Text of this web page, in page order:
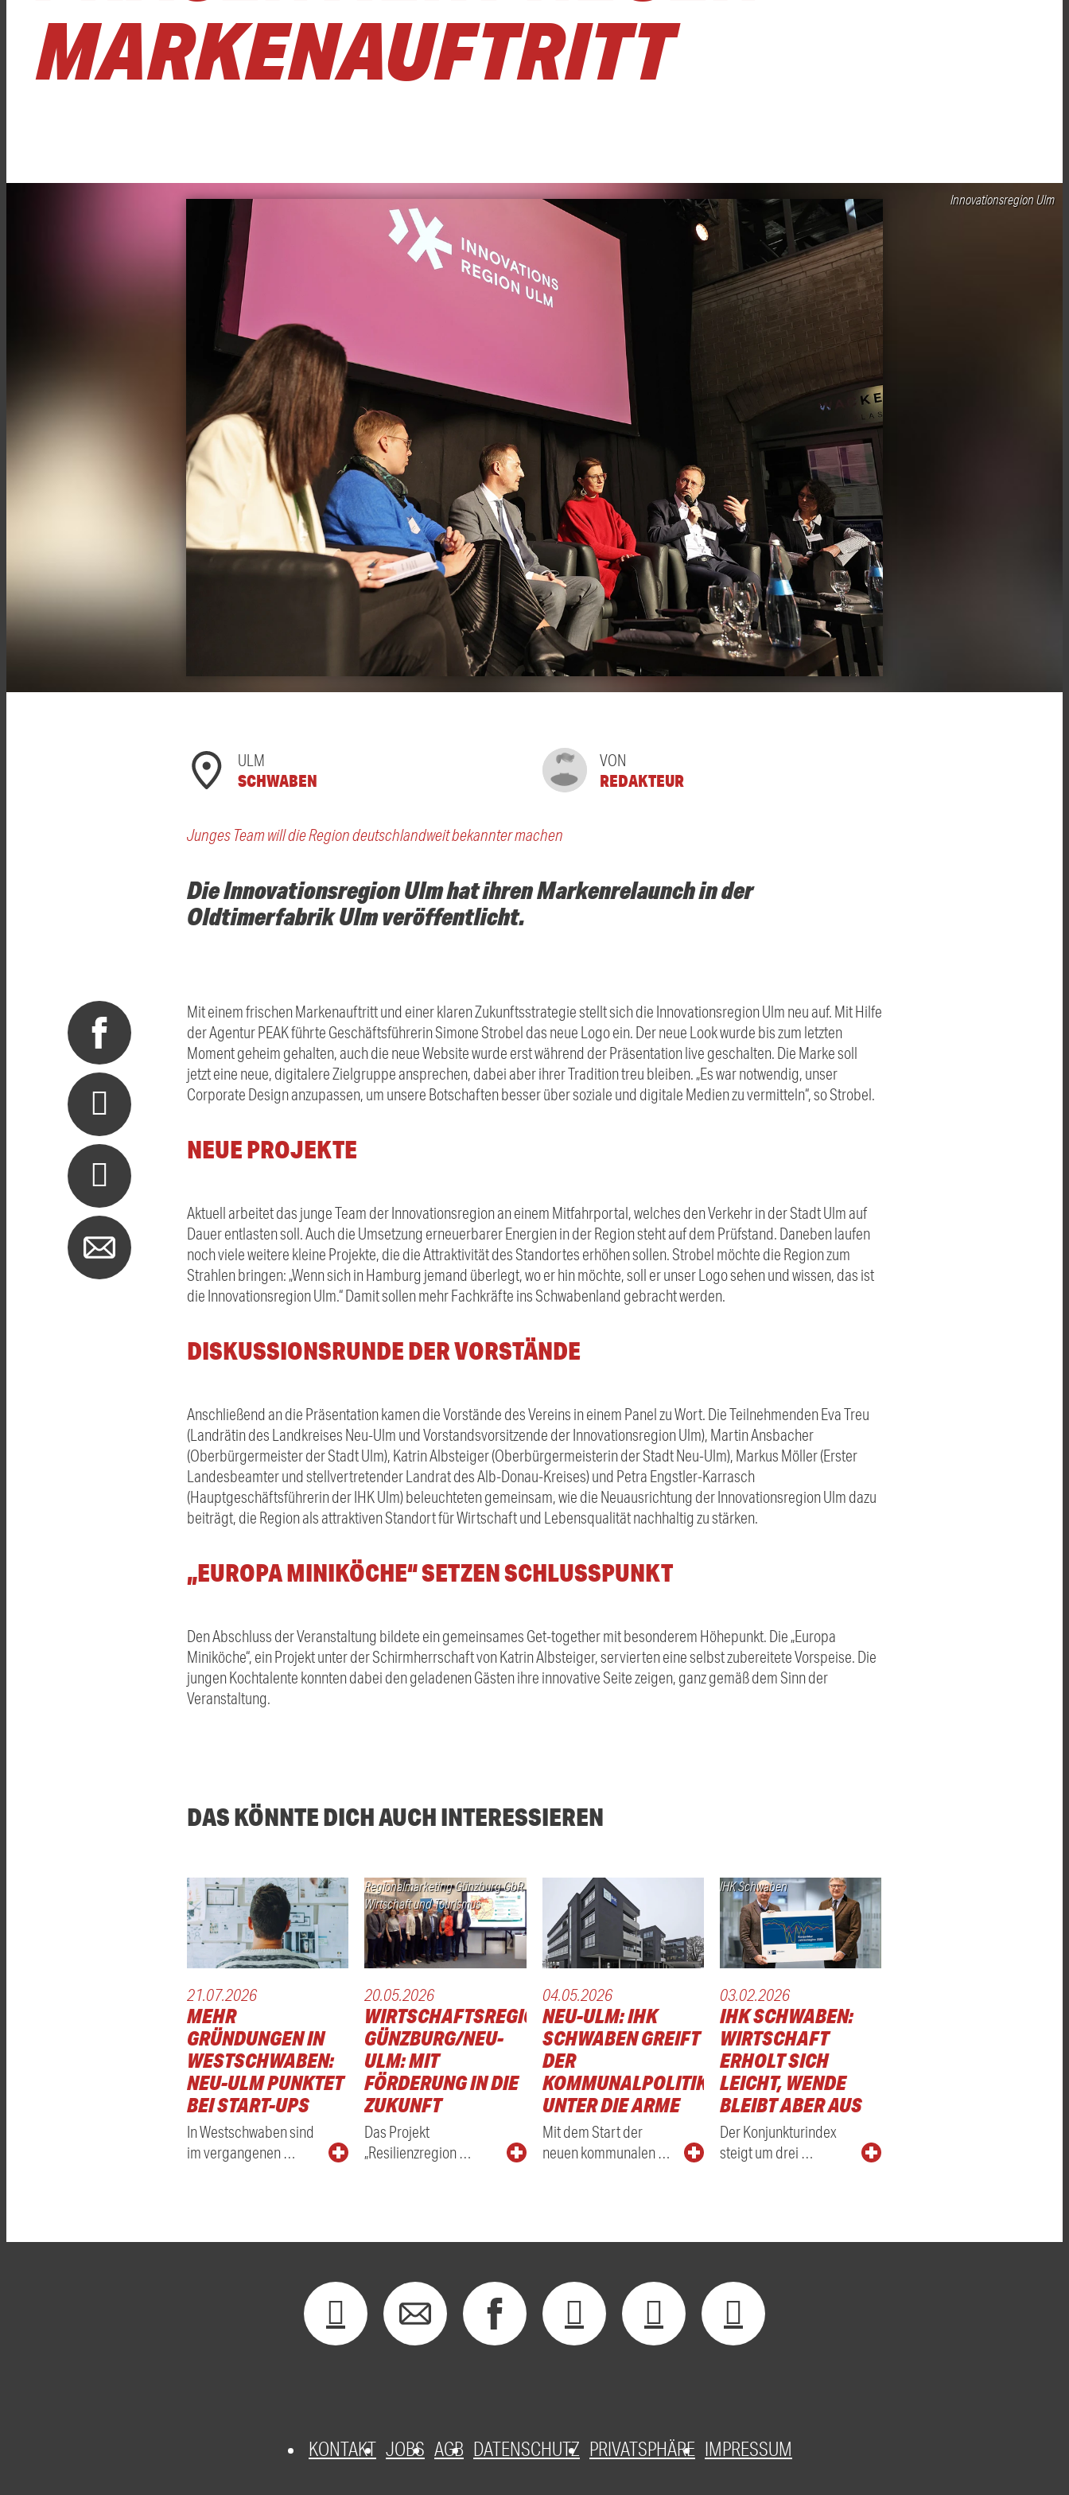
MARKENAUFTRITT
Innovationsregion Ulm
ULM
SCHWABEN
VON
REDAKTEUR
Junges Team will die Region deutschlandweit bekannter machen
Die Innovationsregion Ulm hat ihren Markenrelaunch in der
Oldtimerfabrik Ulm veröffentlicht.
Mit einem frischen Markenauftritt und einer klaren Zukunftsstrategie stellt sich die Innovationsregion Ulm neu auf. Mit Hilfe
der Agentur PEAK führte Geschäftsführerin Simone Strobel das neue Logo ein. Der neue Look wurde bis zum letzten
Moment geheim gehalten, auch die neue Website wurde erst während der Präsentation live geschalten. Die Marke soll
jetzt eine neue, digitalere Zielgruppe ansprechen, dabei aber ihrer Tradition treu bleiben. „Es war notwendig, unser
Corporate Design anzupassen, um unsere Botschaften besser über soziale und digitale Medien zu vermitteln“, so Strobel.
NEUE PROJEKTE
Aktuell arbeitet das junge Team der Innovationsregion an einem Mitfahrportal, welches den Verkehr in der Stadt Ulm auf
Dauer entlasten soll. Auch die Umsetzung erneuerbarer Energien in der Region steht auf dem Prüfstand. Daneben laufen
noch viele weitere kleine Projekte, die die Attraktivität des Standortes erhöhen sollen. Strobel möchte die Region zum
Strahlen bringen: „Wenn sich in Hamburg jemand überlegt, wo er hin möchte, soll er unser Logo sehen und wissen, das ist
die Innovationsregion Ulm.“ Damit sollen mehr Fachkräfte ins Schwabenland gebracht werden.
DISKUSSIONSRUNDE DER VORSTÄNDE
Anschließend an die Präsentation kamen die Vorstände des Vereins in einem Panel zu Wort. Die Teilnehmenden Eva Treu
(Landrätin des Landkreises Neu-Ulm und Vorstandsvorsitzende der Innovationsregion Ulm), Martin Ansbacher
(Oberbürgermeister der Stadt Ulm), Katrin Albsteiger (Oberbürgermeisterin der Stadt Neu-Ulm), Markus Möller (Erster
Landesbeamter und stellvertretender Landrat des Alb-Donau-Kreises) und Petra Engstler-Karrasch
(Hauptgeschäftsführerin der IHK Ulm) beleuchteten gemeinsam, wie die Neuausrichtung der Innovationsregion Ulm dazu
beiträgt, die Region als attraktiven Standort für Wirtschaft und Lebensqualität nachhaltig zu stärken.
„EUROPA MINIKÖCHE“ SETZEN SCHLUSSPUNKT
Den Abschluss der Veranstaltung bildete ein gemeinsames Get-together mit besonderem Höhepunkt. Die „Europa
Miniköche“, ein Projekt unter der Schirmherrschaft von Katrin Albsteiger, servierten eine selbst zubereitete Vorspeise. Die
jungen Kochtalente konnten dabei den geladenen Gästen ihre innovative Seite zeigen, ganz gemäß dem Sinn der
Veranstaltung.
DAS KÖNNTE DICH AUCH INTERESSIEREN
21.07.2026
MEHR
GRÜNDUNGEN IN
WESTSCHWABEN:
NEU-ULM PUNKTET
BEI START-UPS
In Westschwaben sind
im vergangenen …
Regionalmarketing Günzburg GbR
Wirtschaft und Tourismus
20.05.2026
WIRTSCHAFTSREGION
GÜNZBURG/NEU-
ULM: MIT
FÖRDERUNG IN DIE
ZUKUNFT
Das Projekt
„Resilienzregion …
04.05.2026
NEU-ULM: IHK
SCHWABEN GREIFT
DER
KOMMUNALPOLITIK
UNTER DIE ARME
Mit dem Start der
neuen kommunalen …
IHK Schwaben
03.02.2026
IHK SCHWABEN:
WIRTSCHAFT
ERHOLT SICH
LEICHT, WENDE
BLEIBT ABER AUS
Der Konjunkturindex
steigt um drei …
KONTAKT JOBS AGB DATENSCHUTZ PRIVATSPHÄRE IMPRESSUM